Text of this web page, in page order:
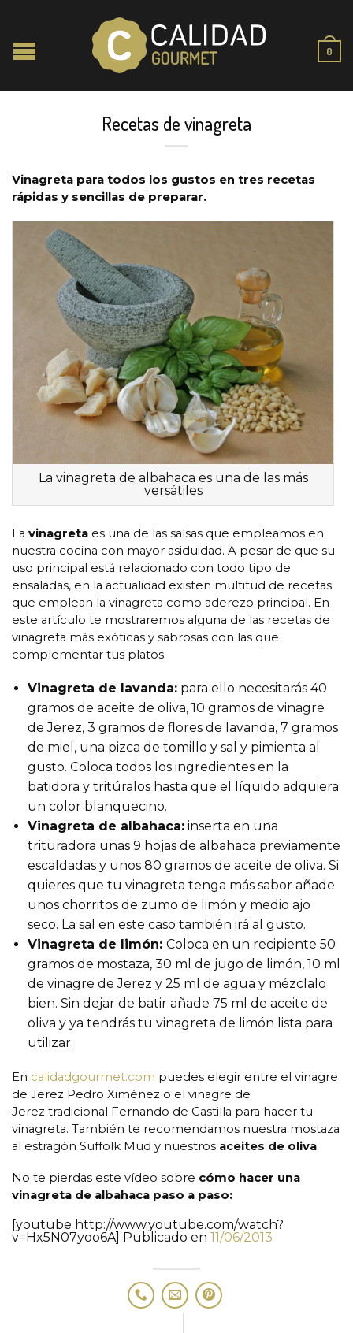
0
Recetas de vinagreta
Vinagreta para todos los gustos en tres recetas
rápidas y sencillas de preparar.
La vinagreta de albahaca es una de las más
versátiles
La vinagreta es una de las salsas que empleamos en
nuestra cocina con mayor asiduidad. A pesar de que su
uso principal está relacionado con todo tipo de
ensaladas, en la actualidad existen multitud de recetas
que emplean la vinagreta como aderezo principal. En
este artículo te mostraremos alguna de las recetas de
vinagreta más exóticas y sabrosas con las que
complementar tus platos.
Vinagreta de lavanda: para ello necesitarás 40
gramos de aceite de oliva, 10 gramos de vinagre
de Jerez, 3 gramos de flores de lavanda, 7 gramos
de miel, una pizca de tomillo y sal y pimienta al
gusto. Coloca todos los ingredientes en la
batidora y tritúralos hasta que el líquido adquiera
un color blanquecino.
Vinagreta de albahaca: inserta en una
trituradora unas 9 hojas de albahaca previamente
escaldadas y unos 80 gramos de aceite de oliva. Si
quieres que tu vinagreta tenga más sabor añade
unos chorritos de zumo de limón y medio ajo
seco. La sal en este caso también irá al gusto.
Vinagreta de limón: Coloca en un recipiente 50
gramos de mostaza, 30 ml de jugo de limón, 10 ml
de vinagre de Jerez y 25 ml de agua y mézclalo
bien. Sin dejar de batir añade 75 ml de aceite de
oliva y ya tendrás tu vinagreta de limón lista para
utilizar.
En calidadgourmet.com puedes elegir entre el vinagre
de Jerez Pedro Ximénez o el vinagre de
Jerez tradicional Fernando de Castilla para hacer tu
vinagreta. También te recomendamos nuestra mostaza
al estragón Suffolk Mud y nuestros aceites de oliva.
No te pierdas este vídeo sobre cómo hacer una
vinagreta de albahaca paso a paso:
[youtube http://www.youtube.com/watch?
v=Hx5N07yoo6A] Publicado en 11/06/2013